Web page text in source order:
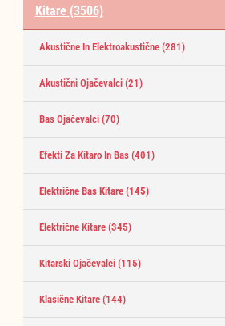
Kitare (3506)
Akustične In Elektroakustične (281)
Akustični Ojačevalci (21)
Bas Ojačevalci (70)
Efekti Za Kitaro In Bas (401)
Električne Bas Kitare (145)
Električne Kitare (345)
Kitarski Ojačevalci (115)
Klasične Kitare (144)